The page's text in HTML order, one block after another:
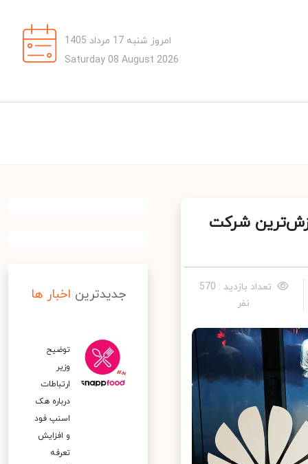
امروز شنبه 17 مرداد 1405
Saturday 08 August 2026
شرکت
تعداد بازدید : 570
نفر
جدیدترین اخبار ها
توضیح
وزیر
ارتباطات
درباره هک
اسنپ‌ فود
و افزایش
تعرفه